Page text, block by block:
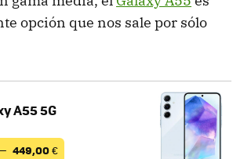
opción que nos sale por sólo
A55 5G
449,00€